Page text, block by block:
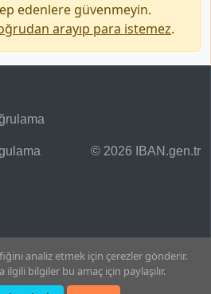
edenlere güvenmeyin.
arayıp para istemez.
© 2026 IBAN.gen.tr
analiz etmek için çerezler gönderir.
ilgili bilgiler bu amaç için paylaşılır.